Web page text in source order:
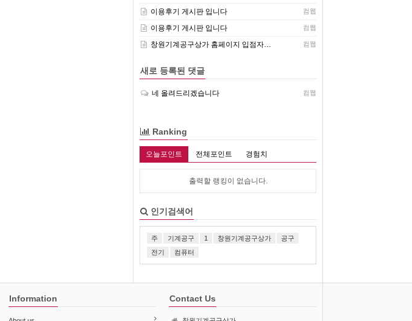
이용후기 게시판 입니다 컴웹
이용후기 게시판 입니다 컴웹
창원기계공구상가 홈페이지 입점자… 컴웹
새로 등록된 댓글
네 올려드리겠습니다 컴웹
Ranking
오늘포인트 전체포인트 경험치
출력할 랭킹이 없습니다.
인기검색어
주 기계공구 1 창원기계공구상가
공구
전기
컴퓨터
Information Contact Us